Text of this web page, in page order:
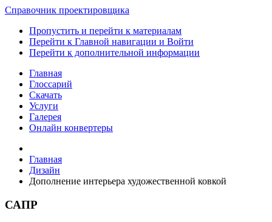
Справочник проектировщика
Пропустить и перейти к материалам
Перейти к Главной навигации и Войти
Перейти к дополнительной информации
Главная
Глоссарий
Скачать
Услуги
Галерея
Онлайн конвертеры
Главная
Дизайн
Дополнение интерьера художественной ковкой
САПР